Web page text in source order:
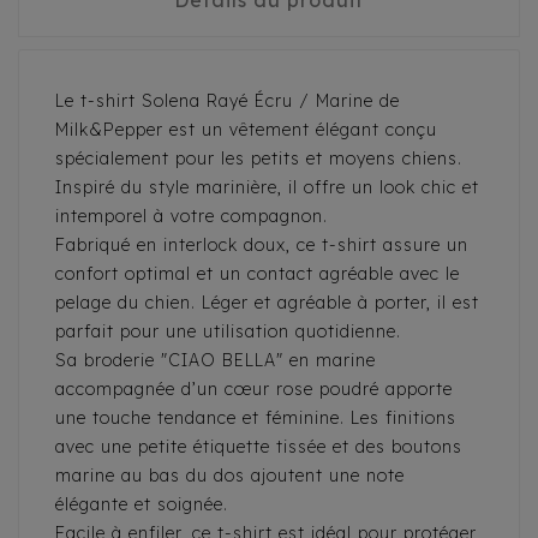
Le t-shirt Solena Rayé Écru / Marine de
Milk&Pepper est un vêtement élégant conçu
spécialement pour les petits et moyens chiens.
Inspiré du style marinière, il offre un look chic et
intemporel à votre compagnon.
Fabriqué en interlock doux, ce t-shirt assure un
confort optimal et un contact agréable avec le
pelage du chien. Léger et agréable à porter, il est
parfait pour une utilisation quotidienne.
Sa broderie "CIAO BELLA" en marine
accompagnée d’un cœur rose poudré apporte
une touche tendance et féminine. Les finitions
avec une petite étiquette tissée et des boutons
marine au bas du dos ajoutent une note
élégante et soignée.